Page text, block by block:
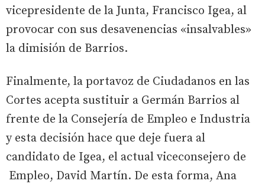
vicepresidente de la Junta, Francisco Igea, al
provocar con sus desavenencias «insalvables»
la dimisión de Barrios.
Finalmente, la portavoz de Ciudadanos en las
Cortes acepta sustituir a Germán Barrios al
frente de la Consejería de Empleo e Industria
y esta decisión hace que deje fuera al
candidato de Igea, el actual viceconsejero de
Empleo, David Martín. De esta forma, Ana